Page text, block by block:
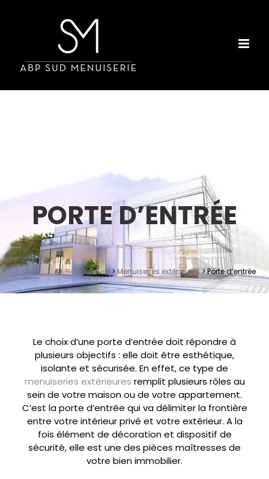
PORTE D’ENTRÉE
Accueil> Menuiseries extérieures>Porte d’entrée
Le choix d’une porte d’entrée doit répondre à
plusieurs objectifs : elle doit être esthétique,
isolante et sécurisée. En effet, ce type de
menuiseries extérieures remplit plusieurs rôles au
sein de votre maison ou de votre appartement.
C’est la porte d’entrée qui va délimiter la frontière
entre votre intérieur privé et votre extérieur. A la
fois élément de décoration et dispositif de
sécurité, elle est une des pièces maîtresses de
votre bien immobilier.